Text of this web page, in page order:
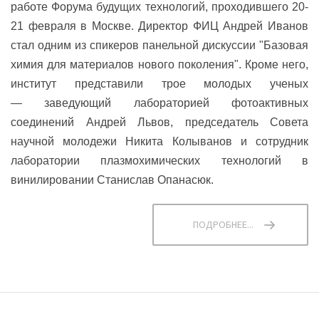
работе Форума будущих технологий, проходившего 20-
21 февраля в Москве. Директор ФИЦ Андрей Иванов
стал одним из спикеров панельной дискуссии "Базовая
химия для материалов нового поколения". Кроме него,
институт представили трое молодых ученых
— заведующий лабораторией фотоактивных
соединений Андрей Львов, председатель Совета
научной молодежи Никита Колыванов и сотрудник
лаборатории плазмохимических технологий в
винилировании Станислав Опанасюк.
ПОДРОБНЕЕ...